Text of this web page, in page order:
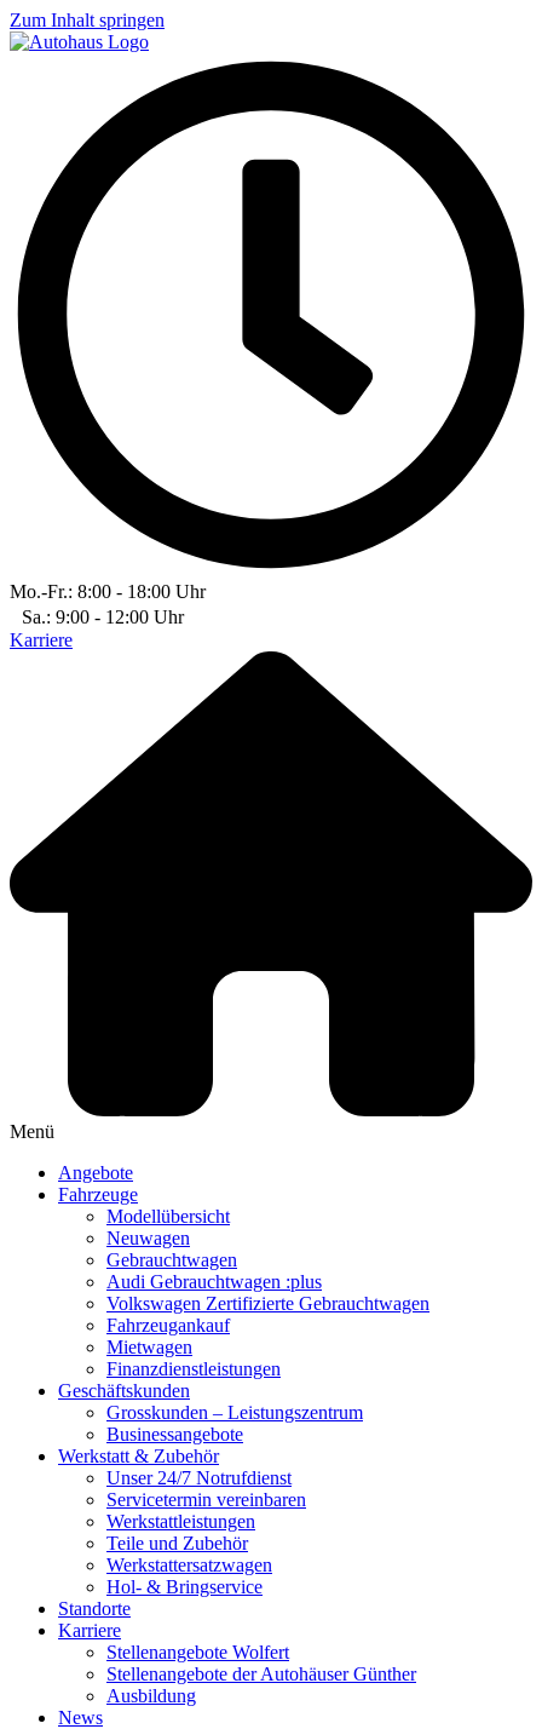
Zum Inhalt springen
Mo.-Fr.: 8:00 - 18:00 Uhr
Sa.: 9:00 - 12:00 Uhr
Karriere
Menü
Angebote
Fahrzeuge
Modellübersicht
Neuwagen
Gebrauchtwagen
Audi Gebrauchtwagen :plus
Volkswagen Zertifizierte Gebrauchtwagen
Fahrzeugankauf
Mietwagen
Finanzdienstleistungen
Geschäftskunden
Grosskunden – Leistungszentrum
Businessangebote
Werkstatt & Zubehör
Unser 24/7 Notrufdienst
Servicetermin vereinbaren
Werkstattleistungen
Teile und Zubehör
Werkstattersatzwagen
Hol- & Bringservice
Standorte
Karriere
Stellenangebote Wolfert
Stellenangebote der Autohäuser Günther
Ausbildung
News